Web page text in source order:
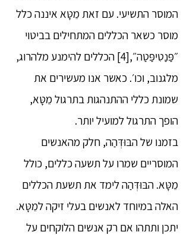
המוסר התשיעי. עם זאת מֵטָּא איננה כלל
מוסר כשאר הכללים המתחילים בביטוי
״פַּנַטִיפַּטַה״,[4] הכללים להימנע מלהרוג,
מלגנוב, וכו׳. כאשר אנו מעשירים את
שמונת כללי ההתנהגות בתרגול מֵטָּא,
הופך התרגול למועיל יותר.
בזמנו של הבּוּדְּהַה, חלק מהאנשים
המוסריים שמרו על תשעה כללים, כולל
מֵטָּא. הבּוּדְּהַה לימד את תשעת הכללים
האלה במיוחד לאנשים בעלי זיקה למֵטָּא.
יתכן ותתהו אם רק אנשים הלוקחים על